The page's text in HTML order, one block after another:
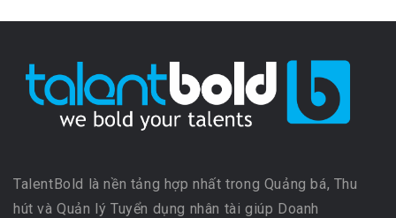
TalentBold là nền tảng hợp nhất trong Quảng bá, Thu
hút và Quản lý Tuyển dụng nhân tài giúp Doanh